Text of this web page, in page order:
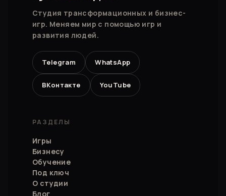
Студия трансформационных и бизнес-
игр. Меняем мир с помощью игр и
развития людей.
Telegram WhatsApp
ВКонтакте YouTube
РАЗДЕЛЫ
Игры
Бизнесу
Обучение
Под ключ
О студии
Блог